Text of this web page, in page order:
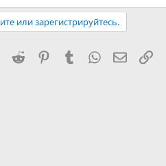
или зарегистрируйтесь.
Reddit PinterestTumblr WhatsApp